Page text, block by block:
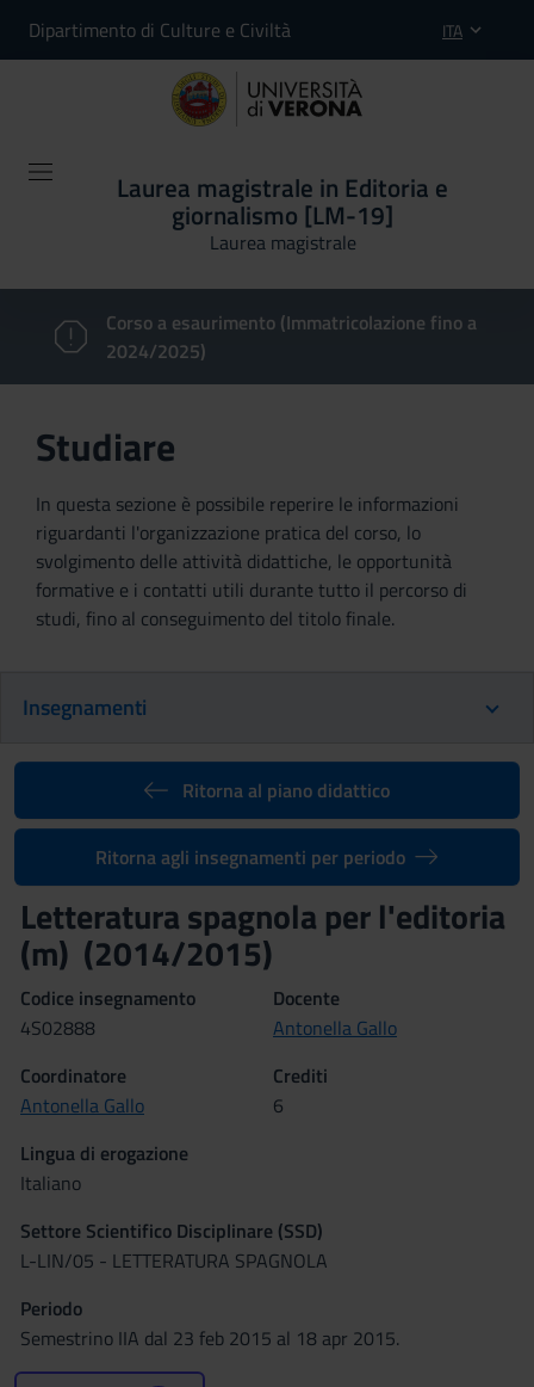
Dipartimento di Culture e Civiltà ITA
Laurea magistrale in Editoria e
giornalismo [LM-19]
Laurea magistrale
Corso a esaurimento (Immatricolazione fino a
2024/2025)
Studiare
In questa sezione è possibile reperire le informazioni
riguardanti l'organizzazione pratica del corso, lo
svolgimento delle attività didattiche, le opportunità
formative e i contatti utili durante tutto il percorso di
studi, fino al conseguimento del titolo finale.
Insegnamenti
Ritorna al piano didattico
Ritorna agli insegnamenti per periodo
Letteratura spagnola per l'editoria
(m) (2014/2015)
Codice insegnamento
4S02888
Docente
Antonella Gallo
Coordinatore
Antonella Gallo
Crediti
6
Lingua di erogazione
Italiano
Settore Scientifico Disciplinare (SSD)
L-LIN/05 - LETTERATURA SPAGNOLA
Periodo
Semestrino IIA dal 23 feb 2015 al 18 apr 2015.